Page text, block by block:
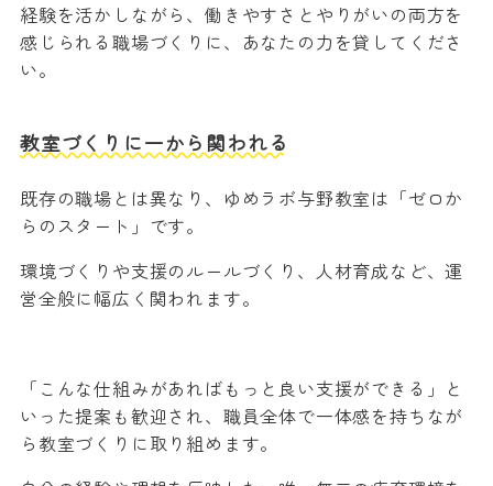
経験を活かしながら、働きやすさとやりがいの両方を
感じられる職場づくりに、あなたの力を貸してくださ
い。
教室づくりに一から関われる
既存の職場とは異なり、ゆめラボ与野教室は「ゼロか
らのスタート」です。
環境づくりや支援のルールづくり、人材育成など、運
営全般に幅広く関われます。
「こんな仕組みがあればもっと良い支援ができる」と
いった提案も歓迎され、職員全体で一体感を持ちなが
ら教室づくりに取り組めます。